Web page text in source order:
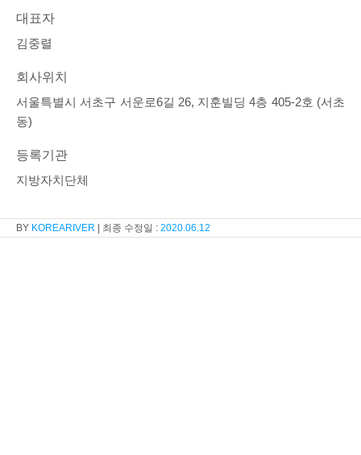
대표자
김중렬
회사위치
서울특별시 서초구 서운로6길 26, 지훈빌딩 4층 405-2호 (서초
동)
등록기관
지방자치단체
KOREARIVER 2020.06.12